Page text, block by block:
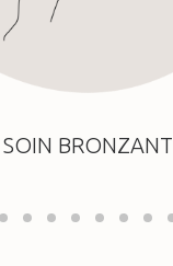
SOIN BRONZANT